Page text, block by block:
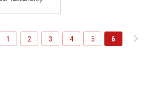
1 2 3 4 5 6